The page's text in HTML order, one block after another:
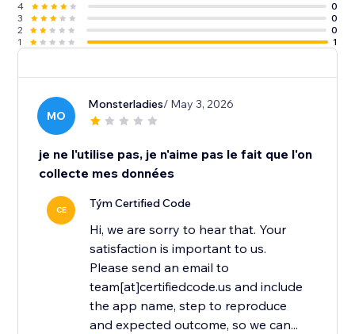
4
0
3
0
2
0
1
1
MO
Monsterladies/ May 3, 2026
je ne l'utilise pas, je n'aime pas le fait que l'on
collecte mes données
CE Tým Certified Code
Hi, we are sorry to hear that. Your
satisfaction is important to us.
Please send an email to
team[at]certifiedcode.us and include
the app name, step to reproduce
and expected outcome, so we can...